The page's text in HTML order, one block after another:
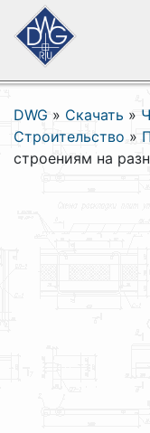
DWG » Скачать »
Строительство »
строениям на